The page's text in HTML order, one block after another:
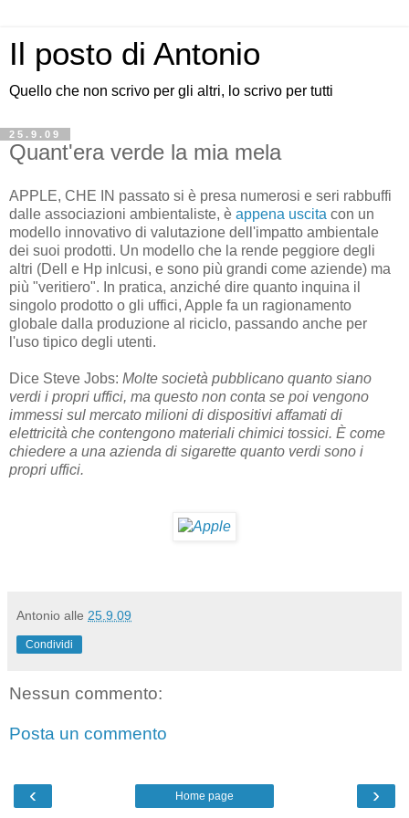
Il posto di Antonio
Quello che non scrivo per gli altri, lo scrivo per tutti
25.9.09
Quant'era verde la mia mela
APPLE, CHE IN passato si è presa numerosi e seri rabbuffi
dalle associazioni ambientaliste, è appena uscita con un
modello innovativo di valutazione dell'impatto ambientale
dei suoi prodotti. Un modello che la rende peggiore degli
altri (Dell e Hp inlcusi, e sono più grandi come aziende) ma
più "veritiero". In pratica, anziché dire quanto inquina il
singolo prodotto o gli uffici, Apple fa un ragionamento
globale dalla produzione al riciclo, passando anche per
l'uso tipico degli utenti.
Dice Steve Jobs: Molte società pubblicano quanto siano
verdi i propri uffici, ma questo non conta se poi vengono
immessi sul mercato milioni di dispositivi affamati di
elettricità che contengono materiali chimici tossici. È come
chiedere a una azienda di sigarette quanto verdi sono i
propri uffici.
Antonio alle 25.9.09
Condividi
Nessun commento:
Posta un commento
‹ ›
Home page